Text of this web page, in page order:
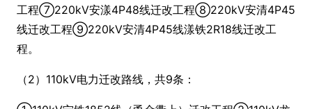
工程⑦220kV安漾4P48线迁改工程⑧220kV安清4P45
线迁改工程⑨220kV安清4P45线漾铁2R18线迁改工
程。
（2）110kV电力迁改路线，共9条：